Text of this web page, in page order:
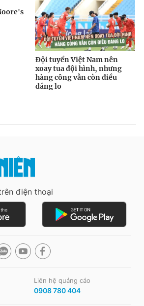
điện thoại
Liên hệ quảng cáo
0908 780 404